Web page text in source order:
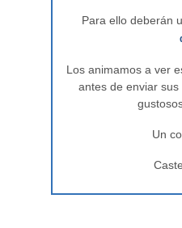
Para ello deberán
Los animamos a ver
antes de enviar
Un